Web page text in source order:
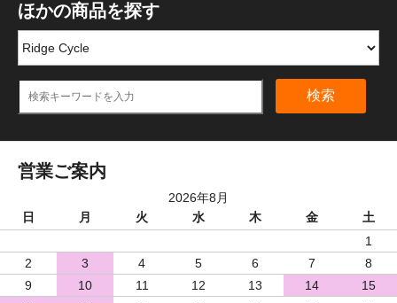
ほかの商品を探す
検索
営業ご案内
2026年8月
日
月 火 水 木 金
土
1
2
3 4 5 6 7
8
9
10 11 12 13 14
15